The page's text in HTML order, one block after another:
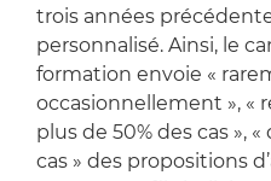
trois années
personnalisé. Ainsi, le
formation envoie «
occasionnellement », «
plus de 50% des cas »,
cas » des propositions